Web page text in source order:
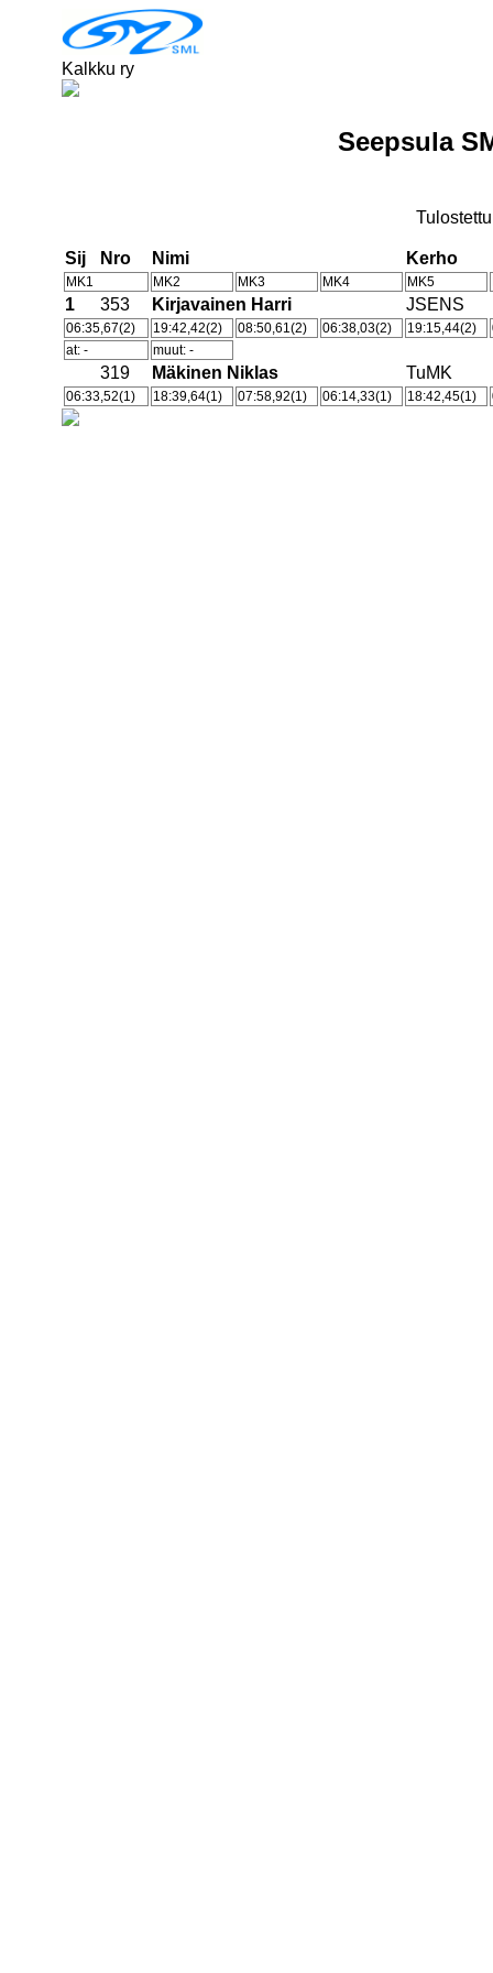
Kalkku ry
Seepsula
Sij Nro Nimi Kerho
MK1 MK2 MK3 MK4 MK5
1 353 Kirjavainen Harri JSENS
06:35,67(2) 19:42,42(2) 08:50,61(2) 06:38,03(2) 19:15,44(2)
at: -
muut: -
319 Mäkinen Niklas TuMK
06:33,52(1) 18:39,64(1) 07:58,92(1) 06:14,33(1) 18:42,45(1)